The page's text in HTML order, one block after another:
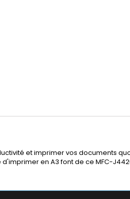
et imprimer vos documents
en A3 font de ce MFC-